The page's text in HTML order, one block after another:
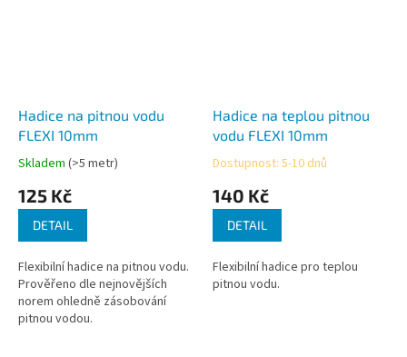
Hadice na pitnou vodu
FLEXI 10mm
Průměrné
produktu
5
hvězdiček.
Skladem (>5 metr)
125 Kč
DETAIL
Flexibilní hadice na pitnou vodu.
Prověřeno dle nejnovějších
norem ohledně zásobování
pitnou vodou.
Hadice na teplou pitnou
vodu FLEXI 10mm
Průměrné
produktu
5
hvězdiček.
Dostupnost: 5-10 dnů
140 Kč
DETAIL
Flexibilní hadice pro teplou
pitnou vodu.